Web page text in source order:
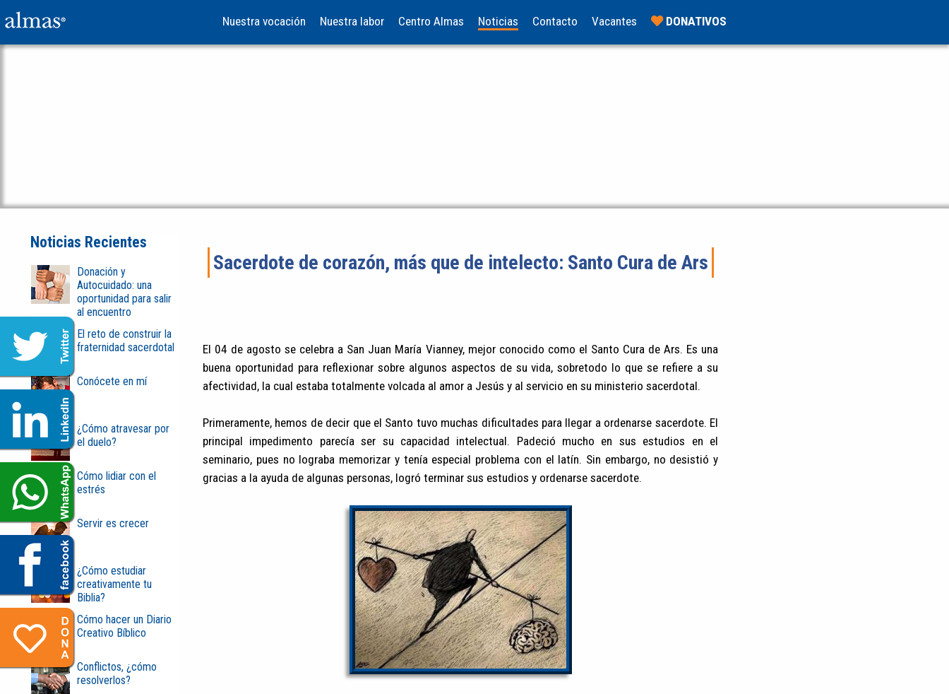
Nuestra vocación Nuestra labor Centro Almas Noticias Contacto Vacantes DONATIVOS
Noticias Recientes
Donación y
Autocuidado: una
oportunidad para salir
al encuentro
El reto de construir la
fraternidad sacerdotal
Conócete en mí
¿Cómo atravesar por
el duelo?
Cómo lidiar con el
estrés
Servir es crecer
¿Cómo estudiar
creativamente tu
Biblia?
Cómo hacer un Diario
Creativo Bíblico
Conflictos, ¿cómo
resolverlos?
Sacerdote de corazón, más que de intelecto: Santo Cura de Ars
El 04 de agosto se celebra a San Juan María Vianney, mejor conocido como el Santo Cura de Ars. Es una
buena oportunidad para reflexionar sobre algunos aspectos de su vida, sobretodo lo que se refiere a su
afectividad, la cual estaba totalmente volcada al amor a Jesús y al servicio en su ministerio sacerdotal.
Primeramente, hemos de decir que el Santo tuvo muchas dificultades para llegar a ordenarse sacerdote. El
principal impedimento parecía ser su capacidad intelectual. Padeció mucho en sus estudios en el
seminario, pues no lograba memorizar y tenía especial problema con el latín. Sin embargo, no desistió y
gracias a la ayuda de algunas personas, logró terminar sus estudios y ordenarse sacerdote.